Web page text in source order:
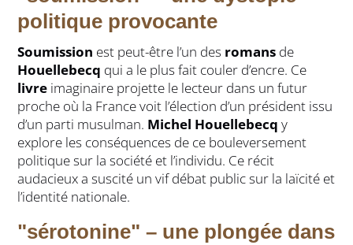
politique provocante
Soumission est peut-être l’un des romans de
Houellebecq qui a le plus fait couler d’encre. Ce
livre imaginaire projette le lecteur dans un futur
proche où la France voit l’élection d’un président issu
d’un parti musulman. Michel Houellebecq y
explore les conséquences de ce bouleversement
politique sur la société et l’individu. Ce récit
audacieux a suscité un vif débat public sur la laïcité et
l’identité nationale.
"sérotonine" – une plongée dans